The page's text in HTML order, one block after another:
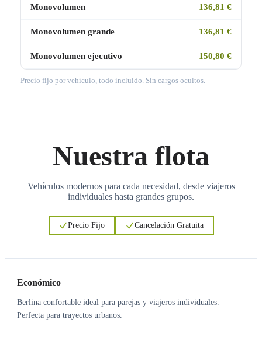
Monovolumen 136,81 €
Monovolumen grande 136,81 €
Monovolumen ejecutivo 150,80 €
Precio fijo por vehículo, todo incluido. Sin cargos ocultos.
Nuestra flota
Vehículos modernos para cada necesidad, desde viajeros
individuales hasta grandes grupos.
Precio Fijo Cancelación Gratuita
Económico
Berlina confortable ideal para parejas y viajeros individuales.
Perfecta para trayectos urbanos.
3 3